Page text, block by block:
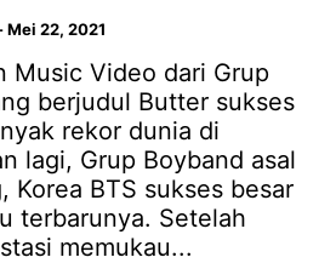
Mei 22, 2021
Music Video dari Grup
berjudul Butter sukses
rekor dunia di
lagi, Grup Boyband asal
Korea BTS sukses besar
terbarunya. Setelah
memukau...